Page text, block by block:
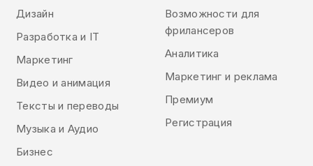
Дизайн
Разработка и IT
Маркетинг
Видео и анимация
Тексты и переводы
Музыка и Аудио
Бизнес
Возможности для
фрилансеров
Аналитика
Маркетинг и реклама
Премиум
Регистрация